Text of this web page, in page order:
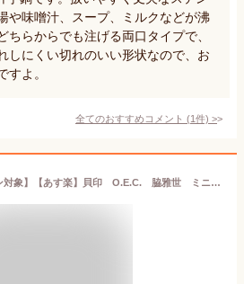
や味噌汁、スープ、ミルクなどが沸
ちらからでも注げる両口タイプで、
しにくい切れのいい形状なので、お
すよ。
全てのおすすめコメント (1件) >
【200円OFFクーポン対象】【あす楽】貝印 O.E.C. 脇雅世 ミニマ 片手鍋15cm(ガラス蓋付) DY5207